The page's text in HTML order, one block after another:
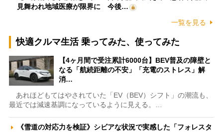
見舞われ地域医療が限界に 今後…
一覧を見る
快適クルマ生活 乗ってみた、使ってみた
【4ヶ月間で受注累計6000台】BEV普及の障壁と
なる「航続距離の不安」「充電のストレス」解
消…
あれほどもてはやされていた「EV（BEV）シフト」の潮流も、
最近では減速基調になっているように見える。…
《雪道の対応力を検証》シビアな状況で実感した「フォレスタ